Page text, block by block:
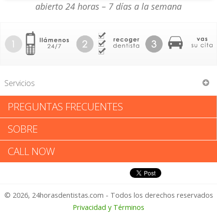
abierto 24 horas – 7 días a la semana
Servicios
River Walk Dental
River Walk Dental: Califica tu
Experiencia
1 – No Feliz
PREGUNTAS FRECUENTES
SOBRE
CALL NOW
© 2026, 24horasdentistas.com - Todos los derechos reservados
Privacidad y Términos